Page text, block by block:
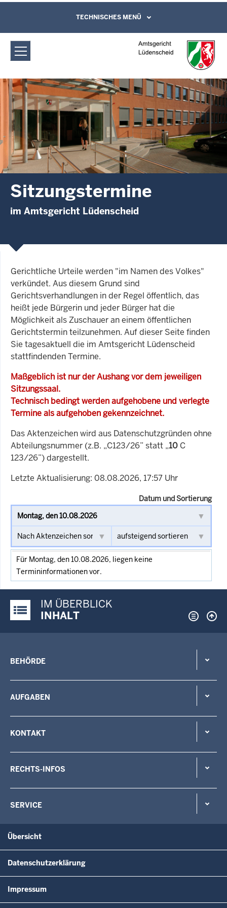
Amtsgericht Lüdenscheid:
Sitzungstermine
Direkt zum Inhalt
Leichte Sprache, Gebärdensprachenvideo
und Kontaktformular
TECHNISCHES MENÜ
Sitzungstermine
im Amtsgericht Lüdenscheid
Gerichtliche Urteile werden "im Namen des Volkes"
verkündet. Aus diesem Grund sind
Gerichtsverhandlungen in der Regel öffentlich, das
heißt jede Bürgerin und jeder Bürger hat die
Möglichkeit als Zuschauer an einem öffentlichen
Gerichtstermin teilzunehmen. Auf dieser Seite finden
Sie tagesaktuell die im Amtsgericht Lüdenscheid
stattfindenden Termine.
Maßgeblich ist nur der Aushang vor dem jeweiligen
Sitzungssaal.
Technisch bedingt werden aufgehobene und verlegte
Termine als aufgehoben gekennzeichnet.
Das Aktenzeichen wird aus Datenschutzgründen ohne
Abteilungsnummer (z.B. „C123/26” statt „10 C
123/26”) dargestellt.
Letzte Aktualisierung: 08.08.2026, 17:57 Uhr
Datum und Sortierung
Für Montag, den 10.08.2026, liegen keine
Termininformationen vor.
Justiz-Portal im Überblick:
IM ÜBERBLICK
INHALT
BEHÖRDE
AUFGABEN
KONTAKT
RECHTS-INFOS
SERVICE
Übersicht
Datenschutzerklärung
Impressum